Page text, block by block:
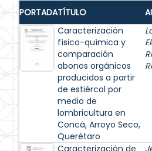
PORTADATÍTULO
Caracterización
físico-química y
comparación
abonos orgánicos
producidos a partir
de estiércol por
medio de
lombricultura en
Concá, Arroyo Seco,
Querétaro
Caracterización de